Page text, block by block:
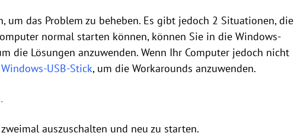
um das Problem zu beheben. Es gibt jedoch 2 Situationen, die
normal starten können, können Sie in die Windows-
die Lösungen anzuwenden. Wenn Ihr Computer jedoch nicht
USB-Stick, um die Workarounds anzuwenden.
auszuschalten und neu zu starten.